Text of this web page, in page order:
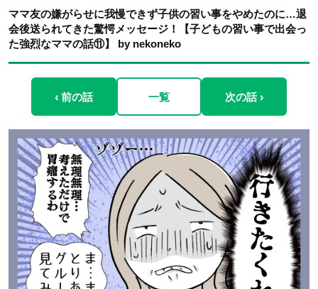
ママ友の嫌がらせに我慢できず子供の習い事をやめたのに…退
会後送られてきた驚愕メッセージ！【子どもの習い事で出会っ
た強烈なママの話⑪】 by nekoneko
‹ 前の話 一覧 次の話 ›